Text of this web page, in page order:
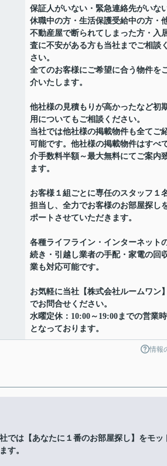
保証人がいない・緊急連絡先がいな
休職中の方・生活保護受給中の方・
不動産屋で断られてしまった方・入
査に不安がある方も当社までご相談
さい。
全てのお客様にご希望に合う物件を
介いたします。
他社様の見積もりが高かったなど初
用についてもご相談ください。
当社では他社様の掲載物件も全てご
可能です。他社様の掲載物件はすべ
介手数料半額～最大無料にてご案内
ます。
お客様１組ごとに専任のスタッフ１
担当し、全力でお客様のお部屋探し
ポートさせていただきます。
各種ライフライン・インターネット
続き・引越し業者の手配・家電の回
業も対応可能です。
お気軽に当社【株式会社ルームワン
でお問合せください。
水曜定休：10:00～19:00までの営業
となっております。
情報
では【あなたに１番のお部屋探し】をモッ
す。